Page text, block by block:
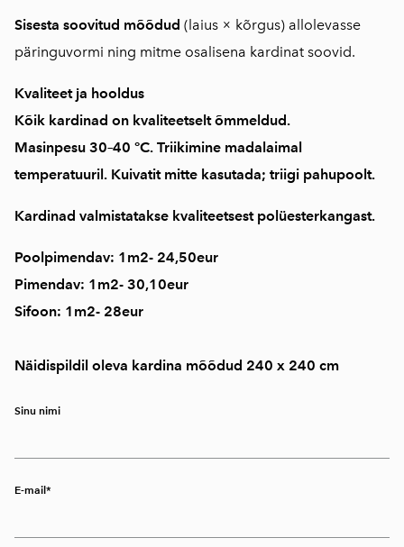
Sisesta soovitud mõõdud (laius × kõrgus) allolevasse
päringuvormi ning mitme osalisena kardinat soovid.
Kvaliteet ja hooldus
Kõik kardinad on kvaliteetselt õmmeldud.
Masinpesu 30–40 °C. Triikimine madalaimal
temperatuuril. Kuivatit mitte kasutada; triigi pahupoolt.
Kardinad valmistatakse kvaliteetsest polüesterkangast.
Poolpimendav: 1m2- 24,50eur
Pimendav: 1m2- 30,10eur
Sifoon: 1m2- 28eur
Näidispildil oleva kardina mõõdud 240 x 240 cm
Sinu nimi
E-mail